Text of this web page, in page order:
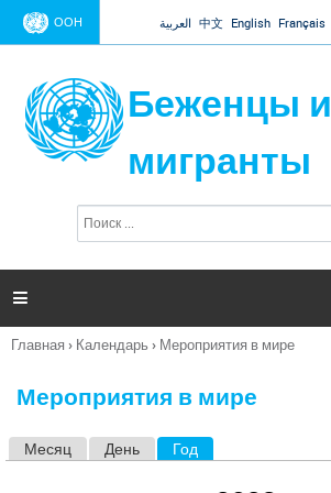
Jump to navigation
ООН العربية 中文 English Français
Беженцы и
мигранты
п
и

Вы
Главная › Календарь › Мероприятия в мире
Мероприятия в мире
Месяц День Год